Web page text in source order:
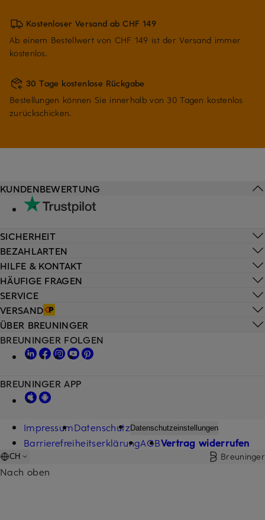
Kostenloser Versand ab CHF 149
Ab einem Bestellwert von CHF 149 ist der Versand immer
kostenlos.
30 Tage kostenlose Rückgabe
Bestellungen können Sie innerhalb von 30 Tagen kostenlos
zurückschicken.
HILFE & KONTAKT
HÄUFIGE FRAGEN
SERVICE
VERSAND
KUNDENBEWERTUNG
SICHERHEIT
BEZAHLARTEN
ÜBER BREUNINGER
BREUNINGER FOLGEN
BREUNINGER APP
ImpressumDatenschutzDatenschutzeinstellungen
BarrierefreiheitserklärungAGBVertrag widerrufen
CH Breuninger
Nach oben